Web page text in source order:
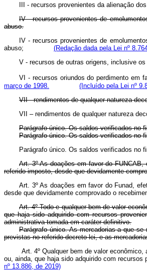
III - recursos provenientes da
IV - recursos provenientes de
abuso.
IV - recursos provenientes de
abuso; (Redação dada pela Lei nº
V - recursos de outras origens,
VI - recursos oriundos do perdimento em
março de 1998.
(Incluído pela Lei nº
VII -rendimentos de qualquer natureza
VII – rendimentos de qualquer natureza
Parágrafo único. Os saldos verificados no
Parágrafo único. Os saldos verificados
Parágrafo único. Os saldos verificados
Art. 3º As doações em favor do
referido imposto, desde que devidamente
Art. 3º As doações em favor do Funad,
desde que devidamente comprovado o
Art. 4º Todo e qualquer bem de valor
que haja sido adquirido com recursos
administrativa tomada em caráter definitivo.
Parágrafo único. As mercadorias a que
previstas no referido decreto-lei, e as
Art. 4º Qualquer bem de valor
ou, ainda, que haja sido adquirido com
nº 13.886, de 2019)